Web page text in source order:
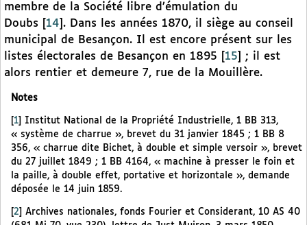
membre de la Société libre d’émulation du
Doubs
14 . Dans les années 1870, il siège au conseil
municipal de Besançon. Il est encore présent sur les
listes électorales de Besançon en 1895
15
; il est
alors rentier et demeure 7, rue de la Mouillère.
Notes
[1] Institut National de la Propriété Industrielle, 1 BB 313,
« système de charrue », brevet du 31 janvier 1845 ; 1 BB 8
356, « charrue dite Bichet, à double et simple versoir », brevet
du 27 juillet 1849 ; 1 BB 4164, « machine à presser le foin et
la paille, à double effet, portative et horizontale », demande
déposée le 14 juin 1859.
2
Archives nationales, fonds Fourier et Considerant, 10 AS 40